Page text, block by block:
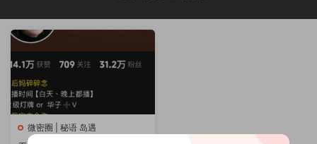
微密圈 | 秘语 岛遇